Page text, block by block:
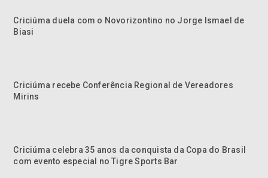
Criciúma duela com o Novorizontino no Jorge Ismael de
Biasi
Criciúma recebe Conferência Regional de Vereadores
Mirins
Criciúma celebra 35 anos da conquista da Copa do Brasil
com evento especial no Tigre Sports Bar